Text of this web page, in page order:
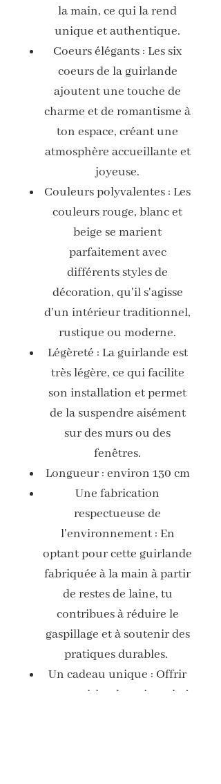
la main, ce qui la rend
unique et authentique.
Coeurs élégants : Les six
coeurs de la guirlande
ajoutent une touche de
charme et de romantisme à
ton espace, créant une
atmosphère accueillante et
joyeuse.
Couleurs polyvalentes : Les
couleurs rouge, blanc et
beige se marient
parfaitement avec
différents styles de
décoration, qu'il s'agisse
d'un intérieur traditionnel,
rustique ou moderne.
Légèreté : La guirlande est
très légère, ce qui facilite
son installation et permet
de la suspendre aisément
sur des murs ou des
fenêtres.
Longueur : environ 130 cm
Une fabrication
respectueuse de
l'environnement : En
optant pour cette guirlande
fabriquée à la main à partir
de restes de laine, tu
contribues à réduire le
gaspillage et à soutenir des
pratiques durables.
Un cadeau unique : Offrir
cette guirlande artisanale à